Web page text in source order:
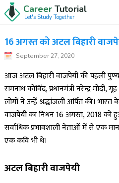
Career Tutorial
Let's Study Together
16 अगस्त को अटल बिहारी
September 27, 2020
आज अटल बिहारी वाजपेयी की पहली
रामनाथ कोविंद, प्रधानमंत्री नरेन्द्र
लोगों ने उन्हें श्रद्धांजली अर्पित की। भारत
वाजपेयी का निधन 16 अगस्त, 2018 को
सर्वाधिक प्रभावशाली नेताओं में से एक
एक कवि भी थे।
अटल बिहारी वाजपेयी